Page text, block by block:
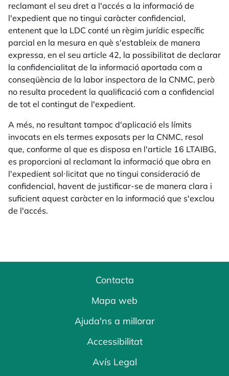
reclamant el seu dret a l'accés a la informació de
l'expedient que no tingui caràcter confidencial,
entenent que la LDC conté un règim jurídic específic
parcial en la mesura en què s'estableix de manera
expressa, en el seu article 42, la possibilitat de declarar
la confidencialitat de la informació aportada com a
conseqüència de la labor inspectora de la CNMC, però
no resulta procedent la qualificació com a confidencial
de tot el contingut de l'expedient.
A més, no resultant tampoc d'aplicació els límits
invocats en els termes exposats per la CNMC, resol
que, conforme al que es disposa en l'article 16 LTAIBG,
es proporcioni al reclamant la informació que obra en
l'expedient sol·licitat que no tingui consideració de
confidencial, havent de justificar-se de manera clara i
suficient aquest caràcter en la informació que s'exclou
de l'accés.
Contacta
Mapa web
Ajuda'ns a millorar
Accessibilitat
Avís Legal